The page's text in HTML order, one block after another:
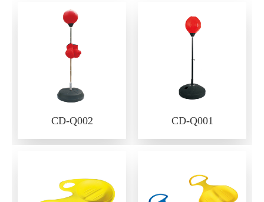
CD-Q002 CD-Q001